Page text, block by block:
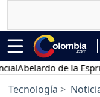
de la Espriella
Tecnología